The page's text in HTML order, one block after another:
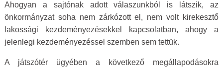
Ahogyan a sajtónak adott válaszunkból is látszik, az
önkormányzat soha nem zárkózott el, nem volt kirekesztő
lakossági kezdeményezésekkel kapcsolatban, ahogy a
jelenlegi kezdeményezéssel szemben sem tettük.
A játszótér ügyében a következő megállapodásokra